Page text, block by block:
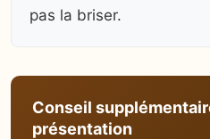
pas la briser.
Conseil
présentation